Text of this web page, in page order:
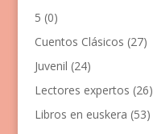
5 (0)
Cuentos Clásicos (27)
Juvenil (24)
Lectores expertos (26)
Libros en euskera (53)